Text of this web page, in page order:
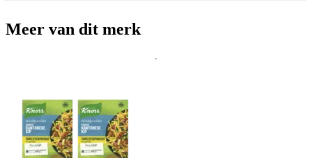
Meer van dit merk